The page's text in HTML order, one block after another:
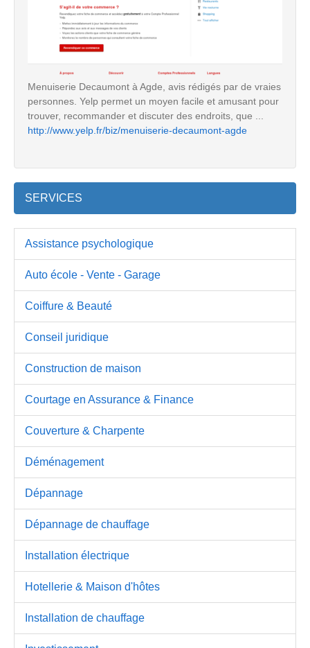
Menuiserie Decaumont à Agde, avis rédigés par de vraies
personnes. Yelp permet un moyen facile et amusant pour
trouver, recommander et discuter des endroits, que ...
http://www.yelp.fr/biz/menuiserie-decaumont-agde
SERVICES
Assistance psychologique
Auto école - Vente - Garage
Coiffure & Beauté
Conseil juridique
Construction de maison
Courtage en Assurance & Finance
Couverture & Charpente
Déménagement
Dépannage
Dépannage de chauffage
Installation électrique
Hotellerie & Maison d'hôtes
Installation de chauffage